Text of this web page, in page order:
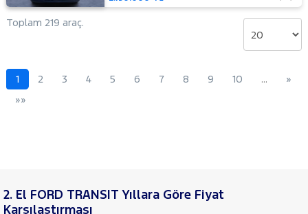
Delux
440 E
Arka
Trend
Toplam 219 araç.
1 2 3 4 5 6 7 8 9 10 …
»
»»
2. El FORD TRANSIT Yıllara Göre Fiyat
Karşılaştırması